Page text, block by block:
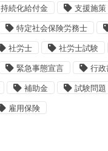
持続化給付金 支援施策
特定社会保険労務士
社労士 社労士試験
緊急事態宣言 行政
補助金 試験問題
雇用保険